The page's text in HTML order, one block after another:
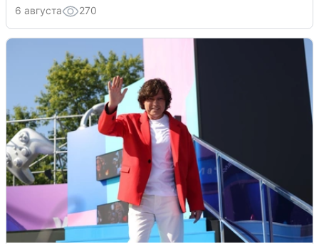
6 августа 270